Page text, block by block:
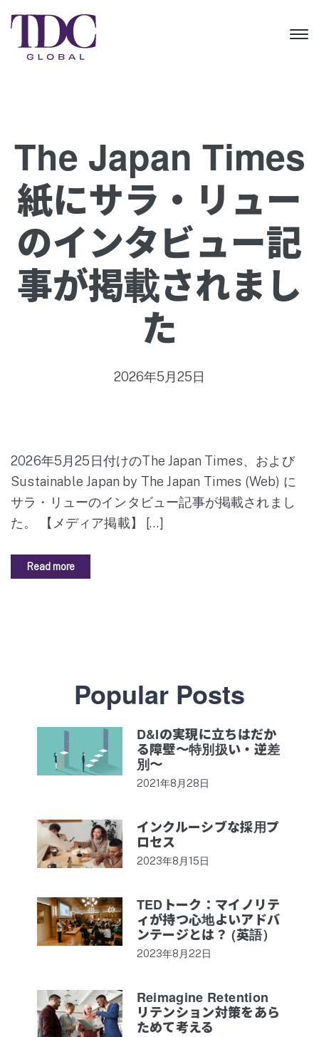
The Japan Times
紙にサラ・リュー
のインタビュー記
事が掲載されまし
た
2026年5月25日
2026年5月25日付けのThe Japan Times、および
Sustainable Japan by The Japan Times (Web) に
サラ・リューのインタビュー記事が掲載されまし
た。 【メディア掲載】 […]
Read more
Popular Posts
D&Iの実現に立ちはだか
る障壁〜特別扱い・逆差
別〜
2021年8月28日
インクルーシブな採用プ
ロセス
2023年8月15日
TEDトーク：マイノリテ
ィが持つ心地よいアドバ
ンテージとは？ (英語）
2023年8月22日
Reimagine Retention
リテンション対策をあら
ためて考える